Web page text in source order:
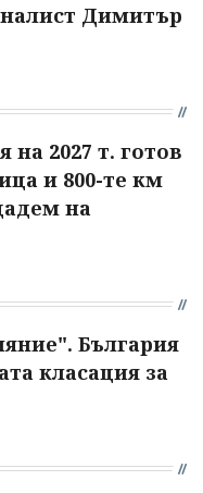
Димитър
2027 т. готов
и 800-те км
на
България
класация за